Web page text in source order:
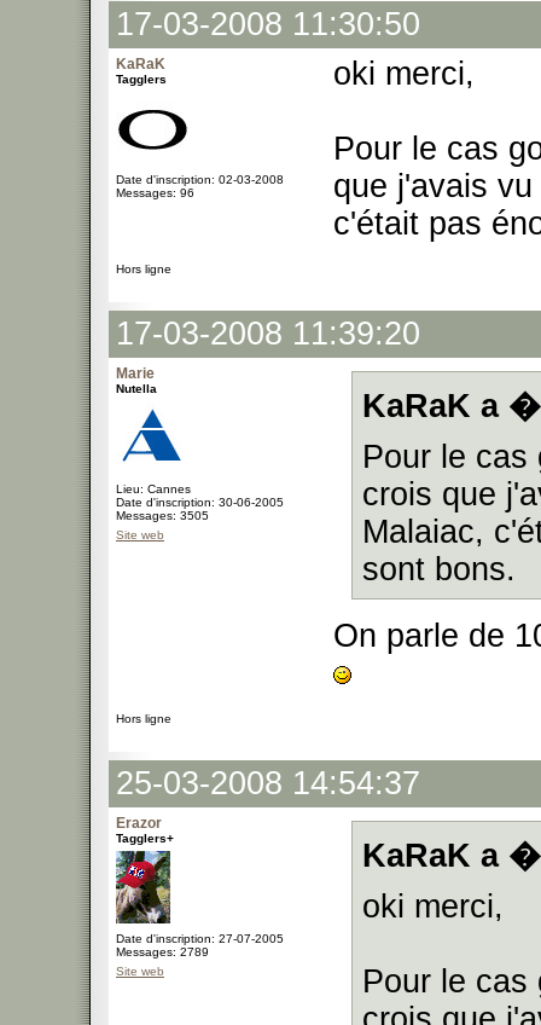
17-03-2008 11:30:50
KaRaK
Tagglers
Date d'inscription: 02-03-2008
Messages: 96
oki merci,
Pour le cas
que j'avais
c'était pas
Hors ligne
17-03-2008 11:39:20
Marie
Nutella
Lieu: Cannes
Date d'inscription: 30-06-2005
Messages: 3505
Site web
KaRaK a
Pour le cas
crois que
Malaiac,
sont bons.
On parle de
Hors ligne
25-03-2008 14:54:37
Erazor
Tagglers+
Date d'inscription: 27-07-2005
Messages: 2789
Site web
KaRaK a
oki merci,
Pour le cas